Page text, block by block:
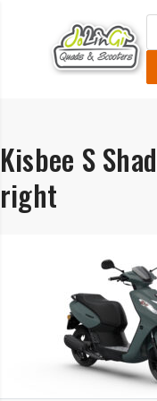
Kisbee S
right